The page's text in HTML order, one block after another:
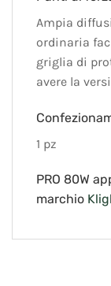
Ampia
ordinaria
griglia di
avere la
1 pz
PRO 80W
marchio